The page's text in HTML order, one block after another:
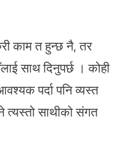
काम त हुन्छ नै, तर
साथ दिनुपर्छ । कोही
पर्दा पनि व्यस्त
त्यस्तो साथीको संगत